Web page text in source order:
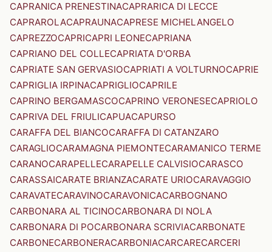
CAPRANICA PRENESTINACAPRARICA DI LECCE
CAPRAROLACAPRAUNACAPRESE MICHELANGELO
CAPREZZOCAPRICAPRI LEONECAPRIANA
CAPRIANO DEL COLLECAPRIATA D'ORBA
CAPRIATE SAN GERVASIOCAPRIATI A VOLTURNOCAPRIE
CAPRIGLIA IRPINACAPRIGLIOCAPRILE
CAPRINO BERGAMASCOCAPRINO VERONESECAPRIOLO
CAPRIVA DEL FRIULICAPUACAPURSO
CARAFFA DEL BIANCOCARAFFA DI CATANZARO
CARAGLIOCARAMAGNA PIEMONTECARAMANICO TERME
CARANOCARAPELLECARAPELLE CALVISIOCARASCO
CARASSAICARATE BRIANZACARATE URIOCARAVAGGIO
CARAVATECARAVINOCARAVONICACARBOGNANO
CARBONARA AL TICINOCARBONARA DI NOLA
CARBONARA DI POCARBONARA SCRIVIACARBONATE
CARBONECARBONERACARBONIACARCARECARCERI